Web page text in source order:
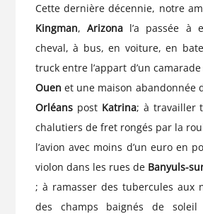
Cette dernière décennie, notre
Kingman, Arizona l’a passée à
cheval, à bus, en voiture, en
truck entre l’appart d’un
Ouen et une maison abandonnée
Orléanspost Katrina; à travailler
chalutiers de fret rongés par la
l’avion avec moins d’un euro en
violon dans les rues de Banyuls-
; à ramasser des tubercules aux
des champs baignés de